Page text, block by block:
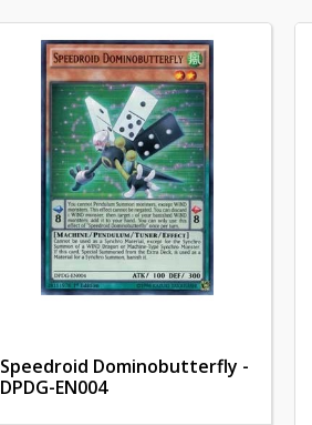
Speedroid Dominobutterfly -
DPDG-EN004